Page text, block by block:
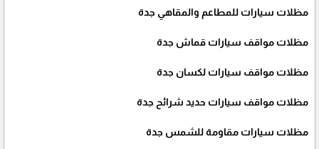
مظلات سيارات للمطاعم والمقاهي جدة
مظلات مواقف سيارات قماش جدة
مظلات مواقف سيارات لكسان جدة
مظلات مواقف سيارات حديد شرائح جدة
مظلات سيارات مقاومة للشمس جدة